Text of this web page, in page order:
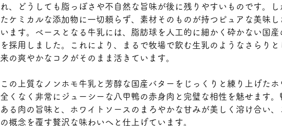
れ、どうしても脂っぽさや不自然な旨味が後に残りやすいものです。
たケミカルな添加物に一切頼らず、素材そのものが持つピュアな美味
います。ベースとなる牛乳には、脂肪球を人工的に細かく砕かない国
を採用しました。これにより、まるで牧場で飲む生乳のようなさらり
来の爽やかなコクがそのまま活きています。
この上質なノンホモ牛乳と芳醇な国産バターをじっくりと練り上げた
全くなく非常にジューシーな八甲鴨の赤身肉と完璧な相性を魅せます。
ある肉の旨味と、ホワイトソースのまろやかな甘みが美しく溶け合い
の概念を覆す贅沢な味わいへと仕上げています。